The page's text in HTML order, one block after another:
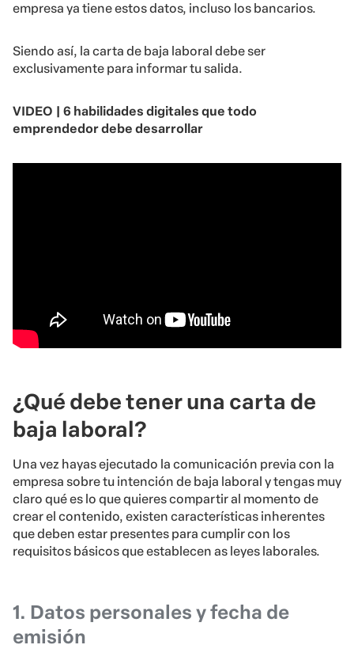
empresa ya tiene estos datos, incluso los bancarios.
Siendo así, la carta de baja laboral debe ser
exclusivamente para informar tu salida.
VIDEO | 6 habilidades digitales que todo
emprendedor debe desarrollar
¿Qué debe tener una carta de
baja laboral?
Una vez hayas ejecutado la comunicación previa con la
empresa sobre tu intención de baja laboral y tengas muy
claro qué es lo que quieres compartir al momento de
crear el contenido, existen características inherentes
que deben estar presentes para cumplir con los
requisitos básicos que establecen as leyes laborales.
1. Datos personales y fecha de
emisión